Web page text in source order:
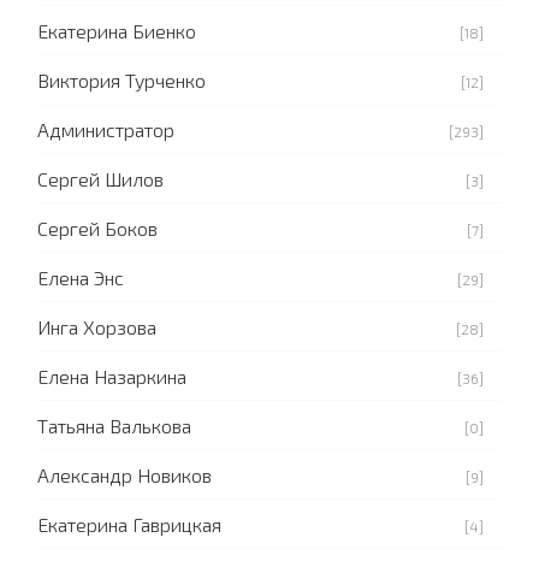
Екатерина Биенко [18]
Виктория Турченко [12]
Администратор [293]
Сергей Шилов [3]
Сергей Боков [7]
Елена Энс [29]
Инга Хорзова [28]
Елена Назаркина [36]
Татьяна Валькова [0]
Александр Новиков [9]
Екатерина Гаврицкая [4]